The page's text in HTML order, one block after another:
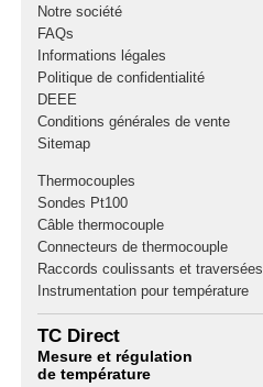
Notre société
FAQs
Informations légales
Politique de confidentialité
DEEE
Conditions générales de vente
Sitemap
Thermocouples
Sondes Pt100
Câble thermocouple
Connecteurs de thermocouple
Raccords coulissants et traversées
Instrumentation pour température
TC Direct
Mesure et régulation
de température